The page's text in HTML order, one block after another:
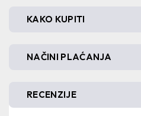
KAKO KUPITI
NAČINI PLAĆANJA
RECENZIJE